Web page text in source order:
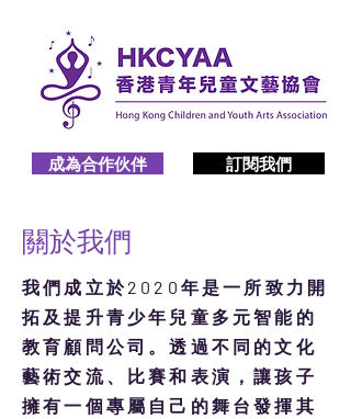
成為合作伙伴 訂閱我們
關於我們
我們成立於2020年是一所致力開
拓及提升青少年兒童多元智能的
教育顧問公司。透過不同的文化
藝術交流、比賽和表演，讓孩子
擁有一個專屬自己的舞台發揮其